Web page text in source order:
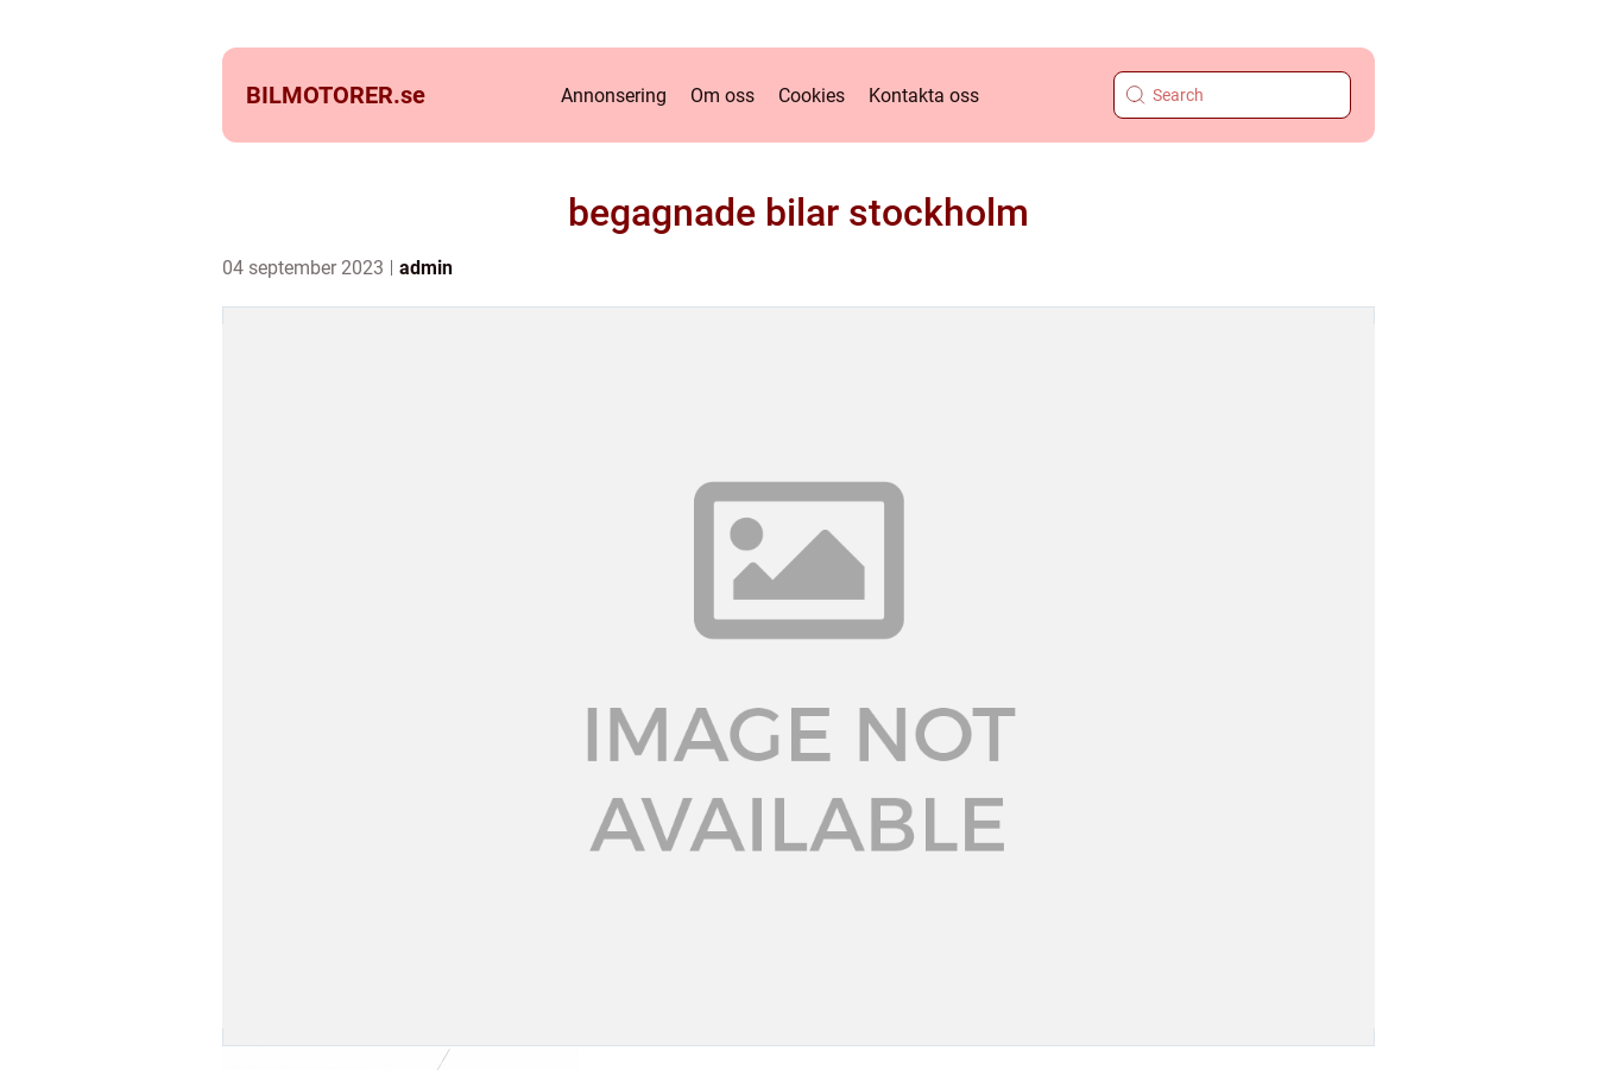
BILMOTORER.se Annonsering Om oss Cookies Kontakta oss
begagnade bilar stockholm
04 september 2023 admin